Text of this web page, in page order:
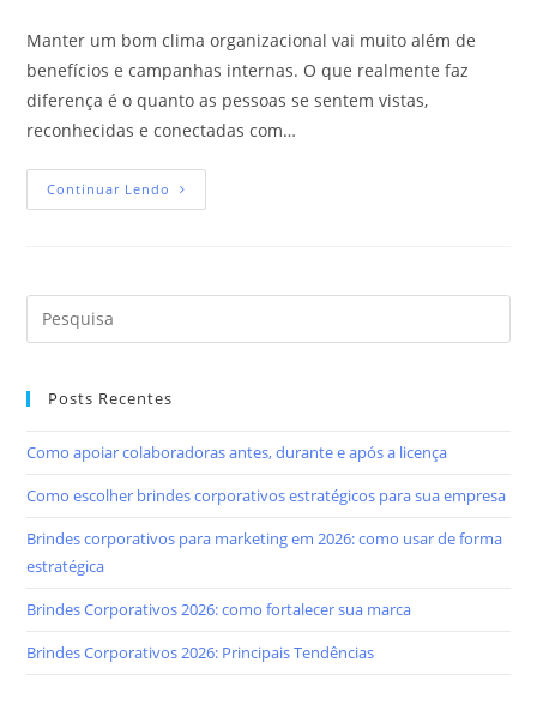
Manter um bom clima organizacional vai muito além de
benefícios e campanhas internas. O que realmente faz
diferença é o quanto as pessoas se sentem vistas,
reconhecidas e conectadas com…
Continuar Lendo
Posts Recentes
Como apoiar colaboradoras antes, durante e após a licença
Como escolher brindes corporativos estratégicos para sua empresa
Brindes corporativos para marketing em 2026: como usar de forma
estratégica
Brindes Corporativos 2026: como fortalecer sua marca
Brindes Corporativos 2026: Principais Tendências